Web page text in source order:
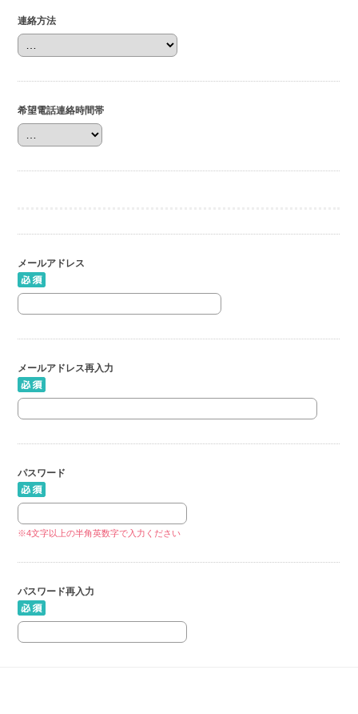
連絡方法
希望電話連絡時間帯
メールアドレス
メールアドレス再入力
パスワード
※4文字以上の半角英数字で入力ください
パスワード再入力